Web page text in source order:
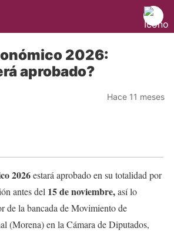
2026:
aprobado?
Hace 11 meses
2026estará aprobado en su totalidad por
antes del 15 de noviembre,así lo
de la bancada de Movimiento de
(Morena) en la Cámara de Diputados,